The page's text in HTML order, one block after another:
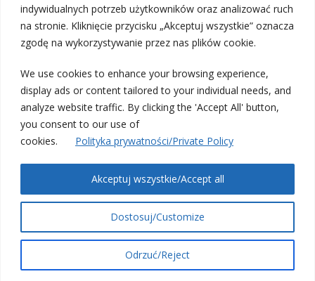
indywidualnych potrzeb użytkowników oraz analizować ruch
na stronie. Kliknięcie przycisku „Akceptuj wszystkie” oznacza
zgodę na wykorzystywanie przez nas plików cookie.
We use cookies to enhance your browsing experience,
display ads or content tailored to your individual needs, and
analyze website traffic. By clicking the 'Accept All' button,
you consent to our use of
cookies.
Polityka prywatności/Private Policy
Dostosuj/Customize
Odrzuć/Reject
Akceptuj wszystkie/Accept all
To tu spotyka się cała branża – podsumowanie Targów KRAKDENT®
2024
Targi KRAKDENT® ponownie pokazały moc!
KONTAKT
Redakcja „Nowej Stomatologii”
Wydawnictwo Medyczne Borgis
ul. Ekologiczna 8 lok. 103
02-798 Warszawa